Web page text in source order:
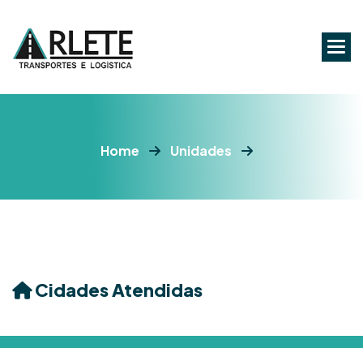
Home Unidades
Cidades Atendidas